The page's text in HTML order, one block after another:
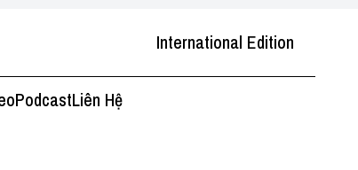
International Edition
PodcastLiên Hệ